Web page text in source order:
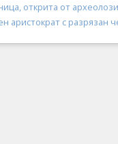
открита от
аристократ с разрязан